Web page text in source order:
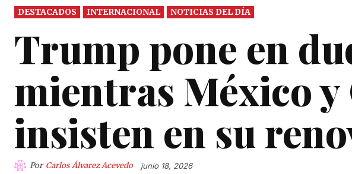
DESTACADOS INTERNACIONAL NOTICIAS DEL DÍA
Trump pone en
mientras México y
insisten en su
Por Carlos Álvarez Acevedo junio 18, 2026